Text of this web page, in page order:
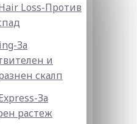
Loss-Против
За
и
скалп
За
растеж